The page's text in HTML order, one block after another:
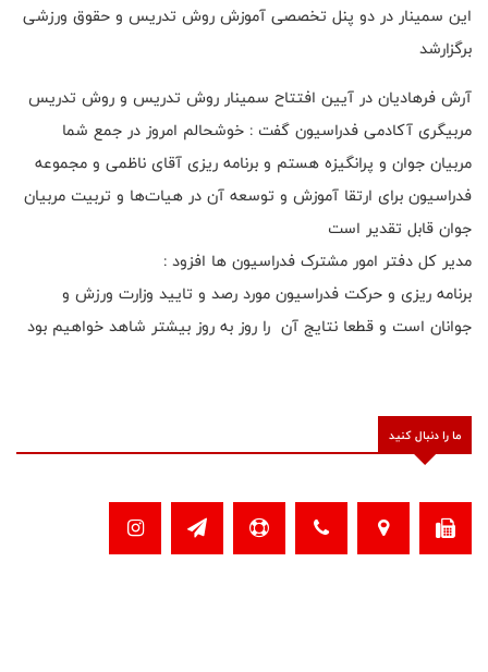
این سمینار در دو پنل تخصصی آموزش روش تدریس و حقوق ورزشی
برگزارشد
آرش فرهادیان در آیین افتتاح سمینار روش تدریس و روش تدریس
مربیگری آکادمی فدراسیون گفت : خوشحالم امروز در جمع شما
مربیان جوان و پرانگیزه هستم و برنامه ریزی آقای ناظمی و مجموعه
فدراسیون برای ارتقا آموزش و توسعه آن در هیات‌ها و تربیت مربیان
جوان قابل تقدیر است
مدیر کل دفتر امور مشترک فدراسیون ها افزود :
برنامه ریزی و حرکت فدراسیون مورد رصد و تایید وزارت ورزش و
جوانان است و قطعا نتایج آن را روز به روز بیشتر شاهد خواهیم بود
ما را دنبال کنید